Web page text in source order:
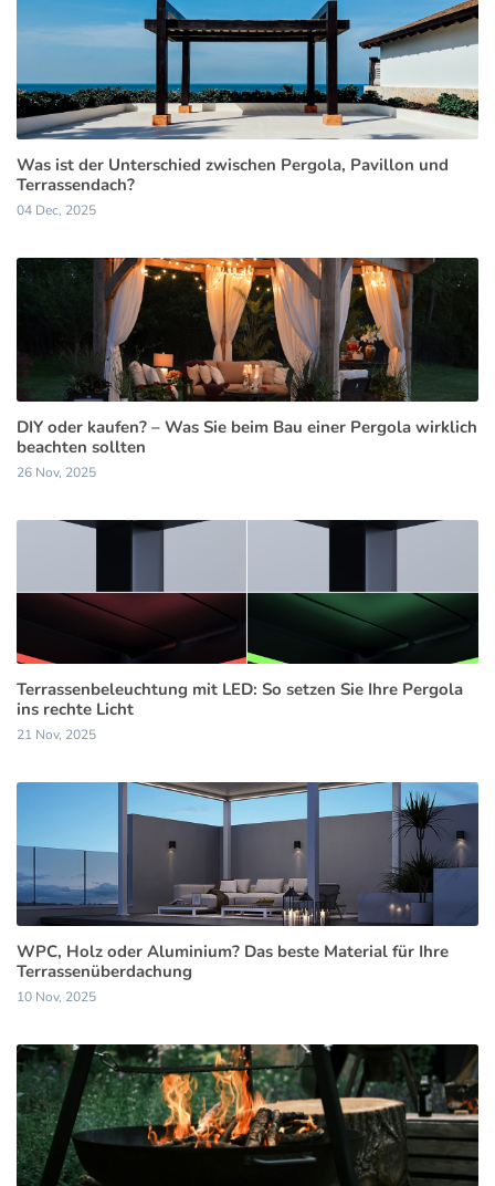
Was ist der Unterschied zwischen Pergola, Pavillon und
Terrassendach?
04 Dec, 2025
DIY oder kaufen? – Was Sie beim Bau einer Pergola wirklich
beachten sollten
26 Nov, 2025
Terrassenbeleuchtung mit LED: So setzen Sie Ihre Pergola
ins rechte Licht
21 Nov, 2025
WPC, Holz oder Aluminium? Das beste Material für Ihre
Terrassenüberdachung
10 Nov, 2025